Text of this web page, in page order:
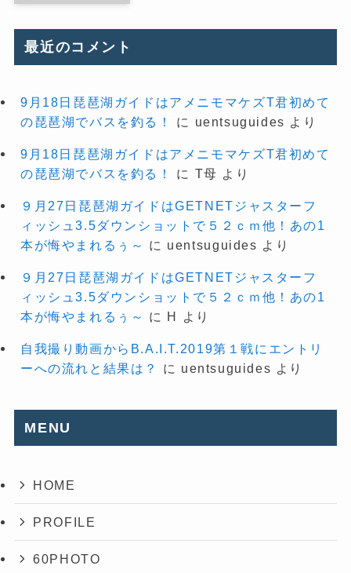
最近のコメント
9月18日琵琶湖ガイドはアメニモマケズT君初めて
の琵琶湖でバスを釣る！
に uentsuguides より
9月18日琵琶湖ガイドはアメニモマケズT君初めて
の琵琶湖でバスを釣る！
に T母 より
９月27日琵琶湖ガイドはGETNETジャスターフ
ィッシュ3.5ダウンショットで５２ｃｍ他！あの1
本が悔やまれるぅ～
に uentsuguides より
９月27日琵琶湖ガイドはGETNETジャスターフ
ィッシュ3.5ダウンショットで５２ｃｍ他！あの1
本が悔やまれるぅ～
に H より
自我撮り動画からB.A.I.T.2019第１戦にエントリ
ーへの流れと結果は？
に uentsuguides より
MENU
HOME
PROFILE
60PHOTO